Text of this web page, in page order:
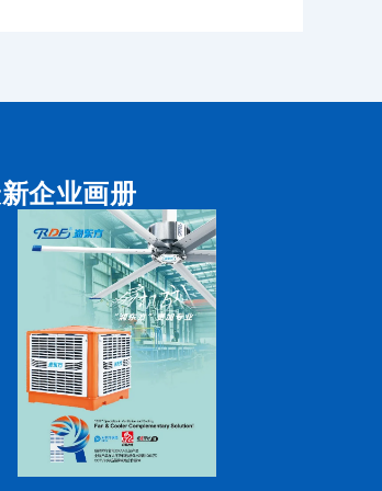
企业画册